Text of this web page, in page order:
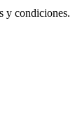
y condiciones.